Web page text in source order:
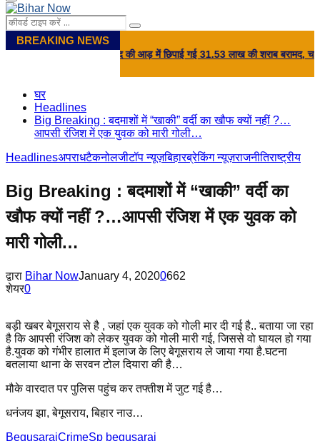
Primary
Menu
Search
for:
Search
BREAKING NEWS
चेक पोस्ट पर खाद की आड़ में छिपाई गई 31.53 लाख की शराब बरामद, चालक
घर
Headlines
Big Breaking : बदमाशों में “खाकी” वर्दी का खौफ क्यों नहीं ?…
आपसी रंजिश में एक युवक को मारी गोली…
Headlinesअपराधटैकनोलजीटॉप न्यूज़बिहारब्रेकिंग न्यूज़राजनीतिराष्ट्रीय
Big Breaking : बदमाशों में “खाकी” वर्दी का
खौफ क्यों नहीं ?…आपसी रंजिश में एक युवक को
मारी गोली…
द्वारा Bihar NowJanuary 4, 20200662
शेयर0
बड़ी खबर बेगूसराय से है , जहां एक युवक को गोली मार दी गई है.. बताया जा रहा
है कि आपसी रंजिश को लेकर युवक को गोली मारी गई, जिससे वो घायल हो गया
है.युवक को गंभीर हालात में इलाज के लिए बेगूसराय ले जाया गया है.घटना
बतलाया थाना के सरवन टोल दियारा की है…
मौके वारदात पर पुलिस पहुंच कर तफ्तीश में जुट गई है…
धनंजय झा, बेगूसराय, बिहार नाउ…
BegusaraiCrimeSp begusarai